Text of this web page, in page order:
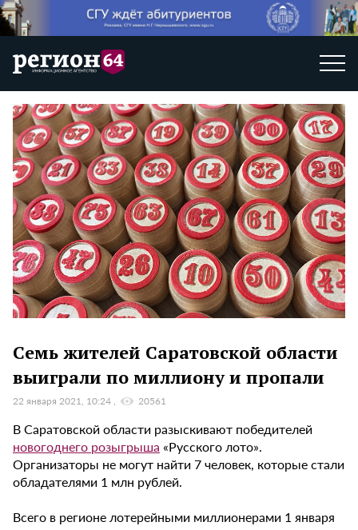
Семь жителей Саратовской области
выиграли по миллиону и пропали
22 января 2021, 10:24 20561
В Саратовской области разыскивают победителей
новогоднего розыгрыша «Русского лото».
Организаторы не могут найти 7 человек, которые стали
обладателями 1 млн рублей.
Всего в регионе лотерейными миллионерами 1 января